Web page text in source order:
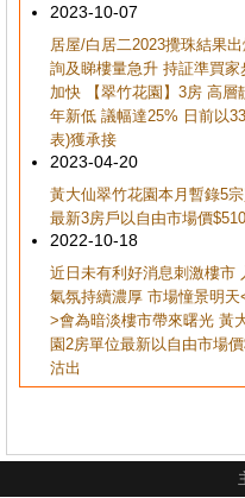
2023-10-07
居屋/白居二2023攪珠結果
詢及睇樓量急升 持証準買家
加快 【翠竹花園】3房 高層
年新低 議幅達25% 日前以
表)獲承接
2023-04-20
黃大仙翠竹花園本月暫錄5
最新3房戶以自由市場價
2022-10-18
近日未有利好消息刺激樓市
氣氛持續濃厚 市場憧景明天
>會為暗淡樓市帶來曙光 黃
園2房單位最新以自由市場
沽出